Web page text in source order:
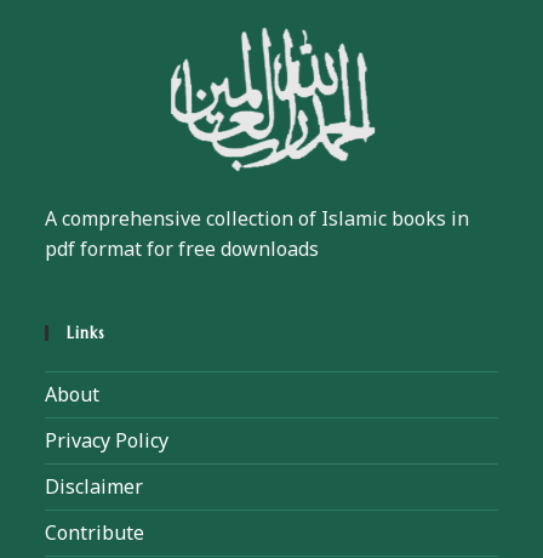
A comprehensive collection of Islamic books in
pdf format for free downloads
Links
About
Privacy Policy
Disclaimer
Contribute